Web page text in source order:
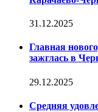
31.12.2025
Главная
зажглась в
29.12.2025
Средняя